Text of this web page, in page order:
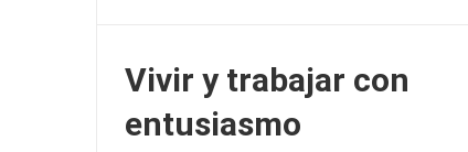
Vivir y trabajar con
entusiasmo